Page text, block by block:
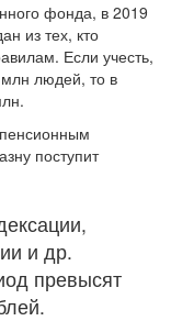
фонда, в 2019
из тех, кто
Если учесть,
людей, то в
поступит
и др.
превысят